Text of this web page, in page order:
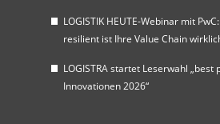
LOGISTIK HEUTE-Webinar mit
resilient ist Ihre Value Chain
LOGISTRA startet Leserwahl „best
Innovationen 2026“